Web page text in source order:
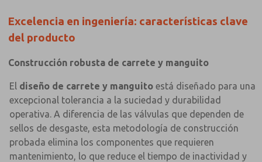
Excelencia en ingeniería: características clave
del producto
Construcción robusta de carrete y manguito
El diseño de carrete y manguito está diseñado para una
excepcional tolerancia a la suciedad y durabilidad
operativa. A diferencia de las válvulas que dependen de
sellos de desgaste, esta metodología de construcción
probada elimina los componentes que requieren
mantenimiento, lo que reduce el tiempo de inactividad y